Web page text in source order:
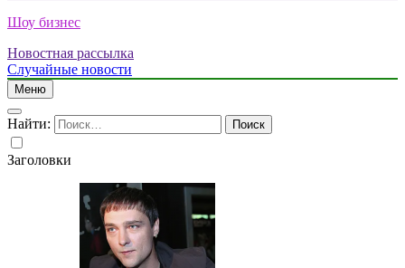
Шоу бизнес
Новостная рассылка
Случайные новости
Меню
Найти:
Заголовки